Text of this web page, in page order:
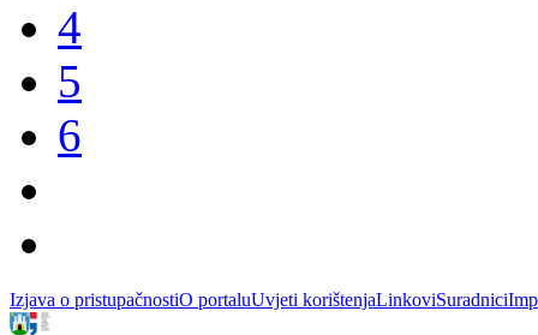
4
5
6
Izjava o pristupačnostiO portaluUvjeti korištenjaLinkoviSuradnici